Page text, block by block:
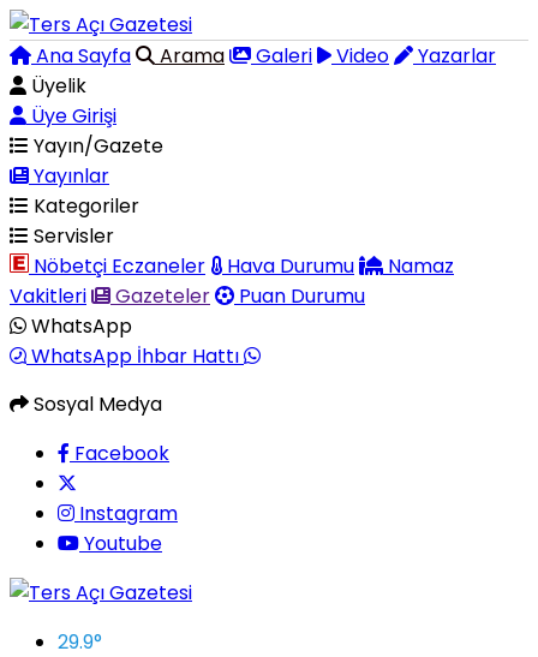
Ana Sayfa Arama Galeri Video
Yazarlar
Üyelik
Üye Girişi
Yayın/Gazete
Yayınlar
Kategoriler
Servisler
Nöbetçi Eczaneler
Hava Durumu
Namaz
Vakitleri
Gazeteler
Puan Durumu
WhatsApp
WhatsApp İhbar Hattı
Sosyal Medya
Facebook
Instagram
Youtube
29.9°